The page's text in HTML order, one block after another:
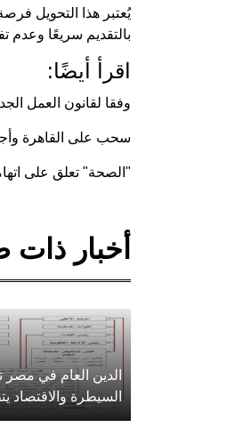
يُعتبر هذا التحويل
بالتقديم سريعًا وعدم
اقرأ أيضًا:
وفقا لقانون العمل
سحب على القاهرة وأجواء
"الصحة" تعلق على
أخبار ذات
الدين العام في
السيطرة والاقتصاد